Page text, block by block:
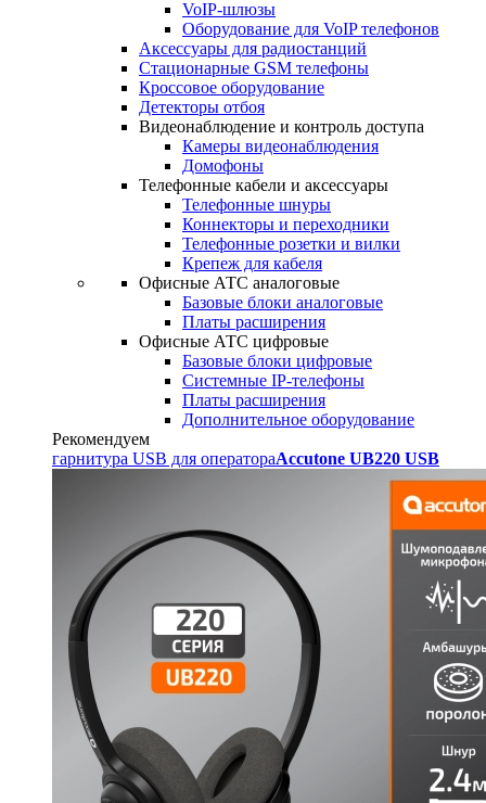
VoIP-шлюзы
Оборудование для VoIP телефонов
Аксессуары для радиостанций
Стационарные GSM телефоны
Кроссовое оборудование
Детекторы отбоя
Видеонаблюдение и контроль доступа
Камеры видеонаблюдения
Домофоны
Телефонные кабели и аксессуары
Телефонные шнуры
Коннекторы и переходники
Телефонные розетки и вилки
Крепеж для кабеля
Офисные АТС аналоговые
Базовые блоки аналоговые
Платы расширения
Офисные АТС цифровые
Базовые блоки цифровые
Системные IP-телефоны
Платы расширения
Дополнительное оборудование
Рекомендуем
гарнитура USB для оператораAccutone UB220 USB